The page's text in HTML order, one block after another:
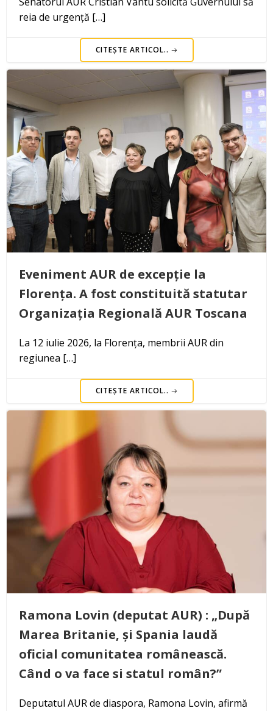
reia de urgență […]
CITEȘTE ARTICOL..
Eveniment AUR de excepție la
Florența. A fost constituită statutar
Organizația Regională AUR Toscana
La 12 iulie 2026, la Florența, membrii AUR din
regiunea […]
CITEȘTE ARTICOL..
Ramona Lovin (deputat AUR) : „După
Marea Britanie, și Spania laudă
oficial comunitatea românească.
Când o va face si statul român?”
Deputatul AUR de diaspora, Ramona Lovin, afirmă